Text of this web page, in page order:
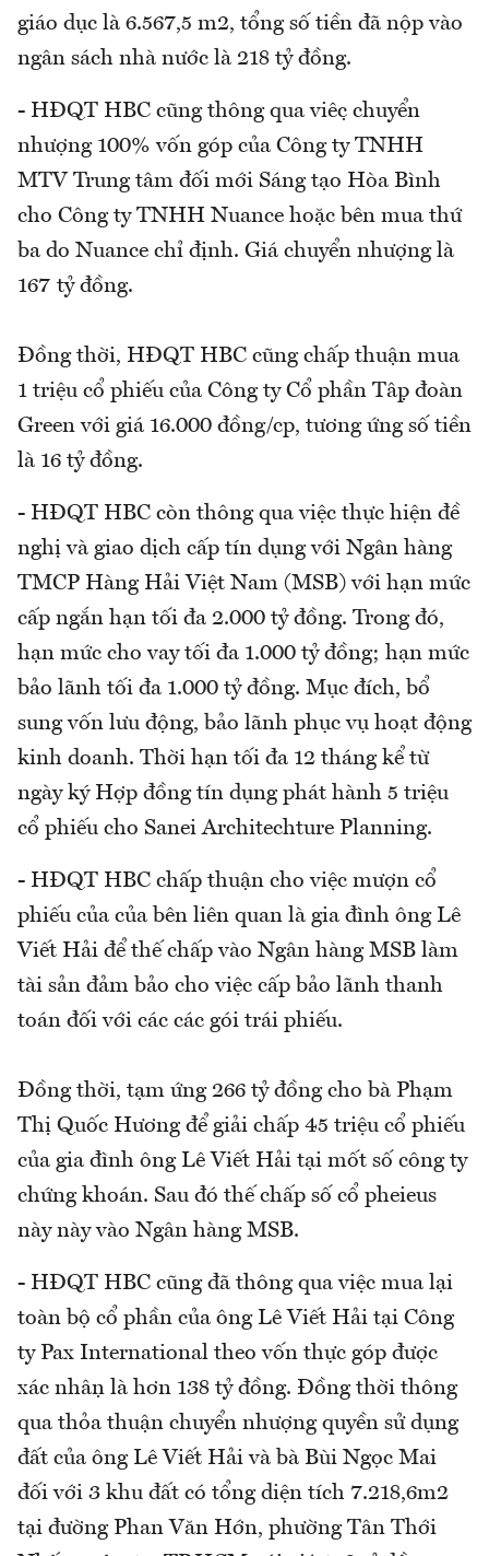
giáo dục là 6.567,5 m2, tổng số tiền đã nộp vào
ngân sách nhà nước là 218 tỷ đồng.
- HĐQT HBC cũng thông qua việc chuyển
nhượng 100% vốn góp của Công ty TNHH
MTV Trung tâm đối mới Sáng tạo Hòa Bình
cho Công ty TNHH Nuance hoặc bên mua thứ
ba do Nuance chỉ định. Giá chuyển nhượng là
167 tỷ đồng.
Đồng thời, HĐQT HBC cũng chấp thuận mua
1 triệu cổ phiếu của Công ty Cổ phần Tập đoàn
Green với giá 16.000 đồng/cp, tương ứng số tiền
là 16 tỷ đồng.
- HĐQT HBC còn thông qua việc thực hiện đề
nghị và giao dịch cấp tín dụng với Ngân hàng
TMCP Hàng Hải Việt Nam (MSB) với hạn mức
cấp ngắn hạn tối đa 2.000 tỷ đồng. Trong đó,
hạn mức cho vay tối đa 1.000 tỷ đồng; hạn mức
bảo lãnh tối đa 1.000 tỷ đồng. Mục đích, bổ
sung vốn lưu động, bảo lãnh phục vụ hoạt động
kinh doanh. Thời hạn tối đa 12 tháng kể từ
ngày ký Hợp đồng tín dụng phát hành 5 triệu
cổ phiếu cho Sanei Architechture Planning.
- HĐQT HBC chấp thuận cho việc mượn cổ
phiếu của của bên liên quan là gia đình ông Lê
Viết Hải để thế chấp vào Ngân hàng MSB làm
tài sản đảm bảo cho việc cấp bảo lãnh thanh
toán đối với các các gói trái phiếu.
Đồng thời, tạm ứng 266 tỷ đồng cho bà Phạm
Thị Quốc Hương để giải chấp 45 triệu cổ phiếu
của gia đình ông Lê Viết Hải tại mốt số công ty
chứng khoán. Sau đó thế chấp số cổ pheieus
này này vào Ngân hàng MSB.
- HĐQT HBC cũng đã thông qua việc mua lại
toàn bộ cổ phần của ông Lê Viết Hải tại Công
ty Pax International theo vốn thực góp được
xác nhận là hơn 138 tỷ đồng. Đồng thời thông
qua thỏa thuận chuyển nhượng quyền sử dụng
đất của ông Lê Viết Hải và bà Bùi Ngọc Mai
đối với 3 khu đất có tổng diện tích 7.218,6m2
tại đường Phan Văn Hớn, phường Tân Thới